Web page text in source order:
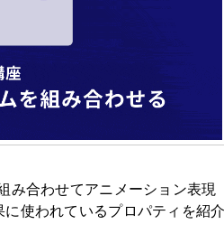
み合わせてアニメーション表現
使われているプロパティを紹介